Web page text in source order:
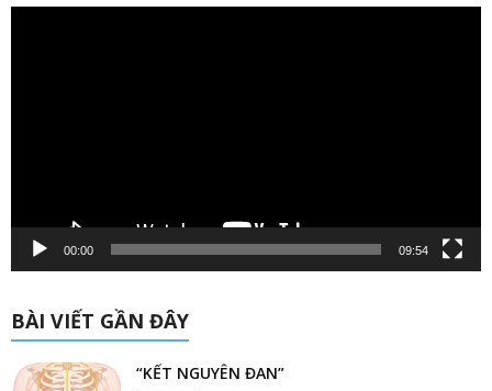
00:00 09:54
BÀI VIẾT GẦN ĐÂY
“KẾT NGUYÊN ĐAN”